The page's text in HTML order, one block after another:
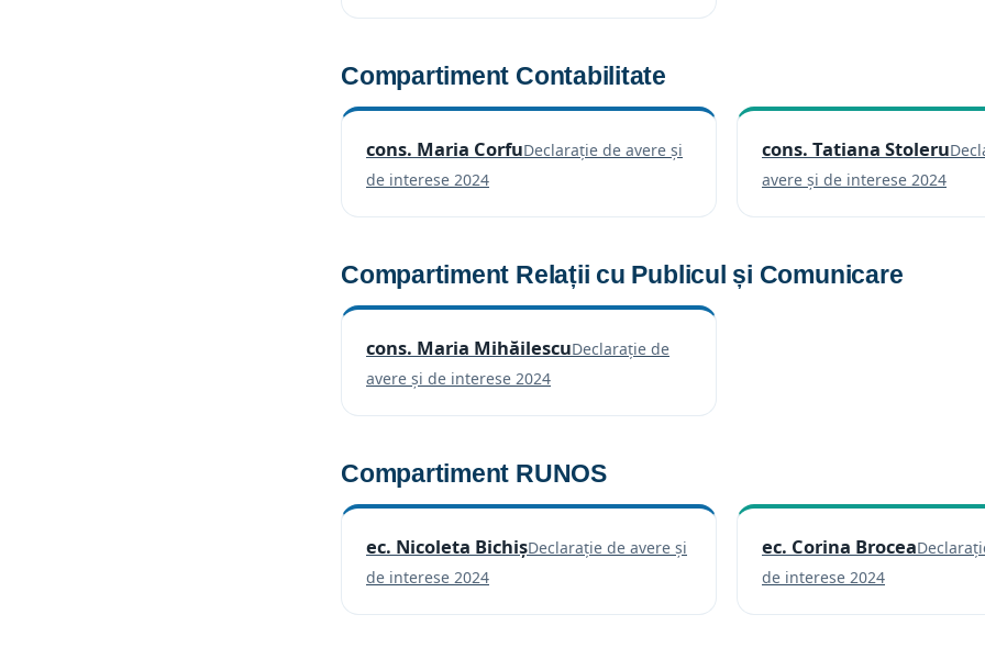
Compartiment Contabilitate
cons. Maria CorfuDeclarație de avere și
de interese 2024(se deschide într-o filă nouă)
cons. Tatiana Stoleru
avere și de interese 2024(se
Compartiment Relații cu Publicul și Comunicare
cons. Maria MihăilescuDeclarație de
avere și de interese 2024(se deschide într-o filă nouă)
Compartiment RUNOS
ec. Nicoleta BichișDeclarație de avere și
de interese 2024(se deschide într-o filă nouă)
ec. Corina Brocea
de interese 2024(se